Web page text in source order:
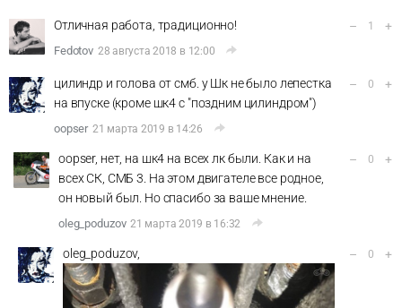
Отличная работа, традиционно!
Fedotov 28 августа 2018 в 12:00
– 1 +
цилиндр и голова от смб. у Шк не было лепестка
на впуске (кроме шк4 с "поздним цилиндром")
oopser 21 марта 2019 в 14:26
– 0 +
oopser, нет, на шк4 на всех лк были. Как и на
всех СК, СМБ 3. На этом двигателе все родное,
он новый был. Но спасибо за ваше мнение.
oleg_poduzov 21 марта 2019 в 16:32
– 0 +
oleg_poduzov, – 0 +